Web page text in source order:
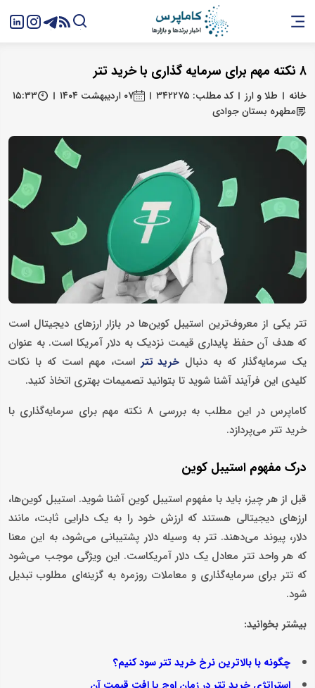
۸ نکته مهم برای سرمایه‌ گذاری با خرید تتر
خانه طلا و ارز کد مطلب: ۳۴۲۲۷۵ ۰۷ اردیبهشت ۱۴۰۴
۱۵:۳۳
مطهره بستان‌ جوادی
تتر یکی از معروف‌ترین استیبل کوین‌ها در بازار ارزهای دیجیتال است
که هدف آن حفظ پایداری قیمت نزدیک به دلار آمریکا است. به عنوان
یک سرمایه‌گذار که به دنبال خرید تتر است، مهم است که با نکات
کلیدی این فرآیند آشنا شوید تا بتوانید تصمیمات بهتری اتخاذ کنید.
کاماپرس در این مطلب به بررسی ۸ نکته مهم برای سرمایه‌گذاری با
خرید تتر می‌پردازد.
درک مفهوم استیبل کوین
قبل از هر چیز، باید با مفهوم استیبل کوین آشنا شوید. استیبل کوین‌ها،
ارزهای دیجیتالی هستند که ارزش خود را به یک دارایی ثابت، مانند
دلار، پیوند می‌دهند. تتر به‌ وسیله دلار پشتیبانی می‌شود، به این معنا
که هر واحد تتر معادل یک دلار آمریکاست. این ویژگی موجب می‌شود
که تتر برای سرمایه‌گذاری و معاملات روزمره به گزینه‌ای مطلوب تبدیل
شود.
بیشتر بخوانید:
چگونه با بالاترین نرخ خرید تتر سود کنیم؟